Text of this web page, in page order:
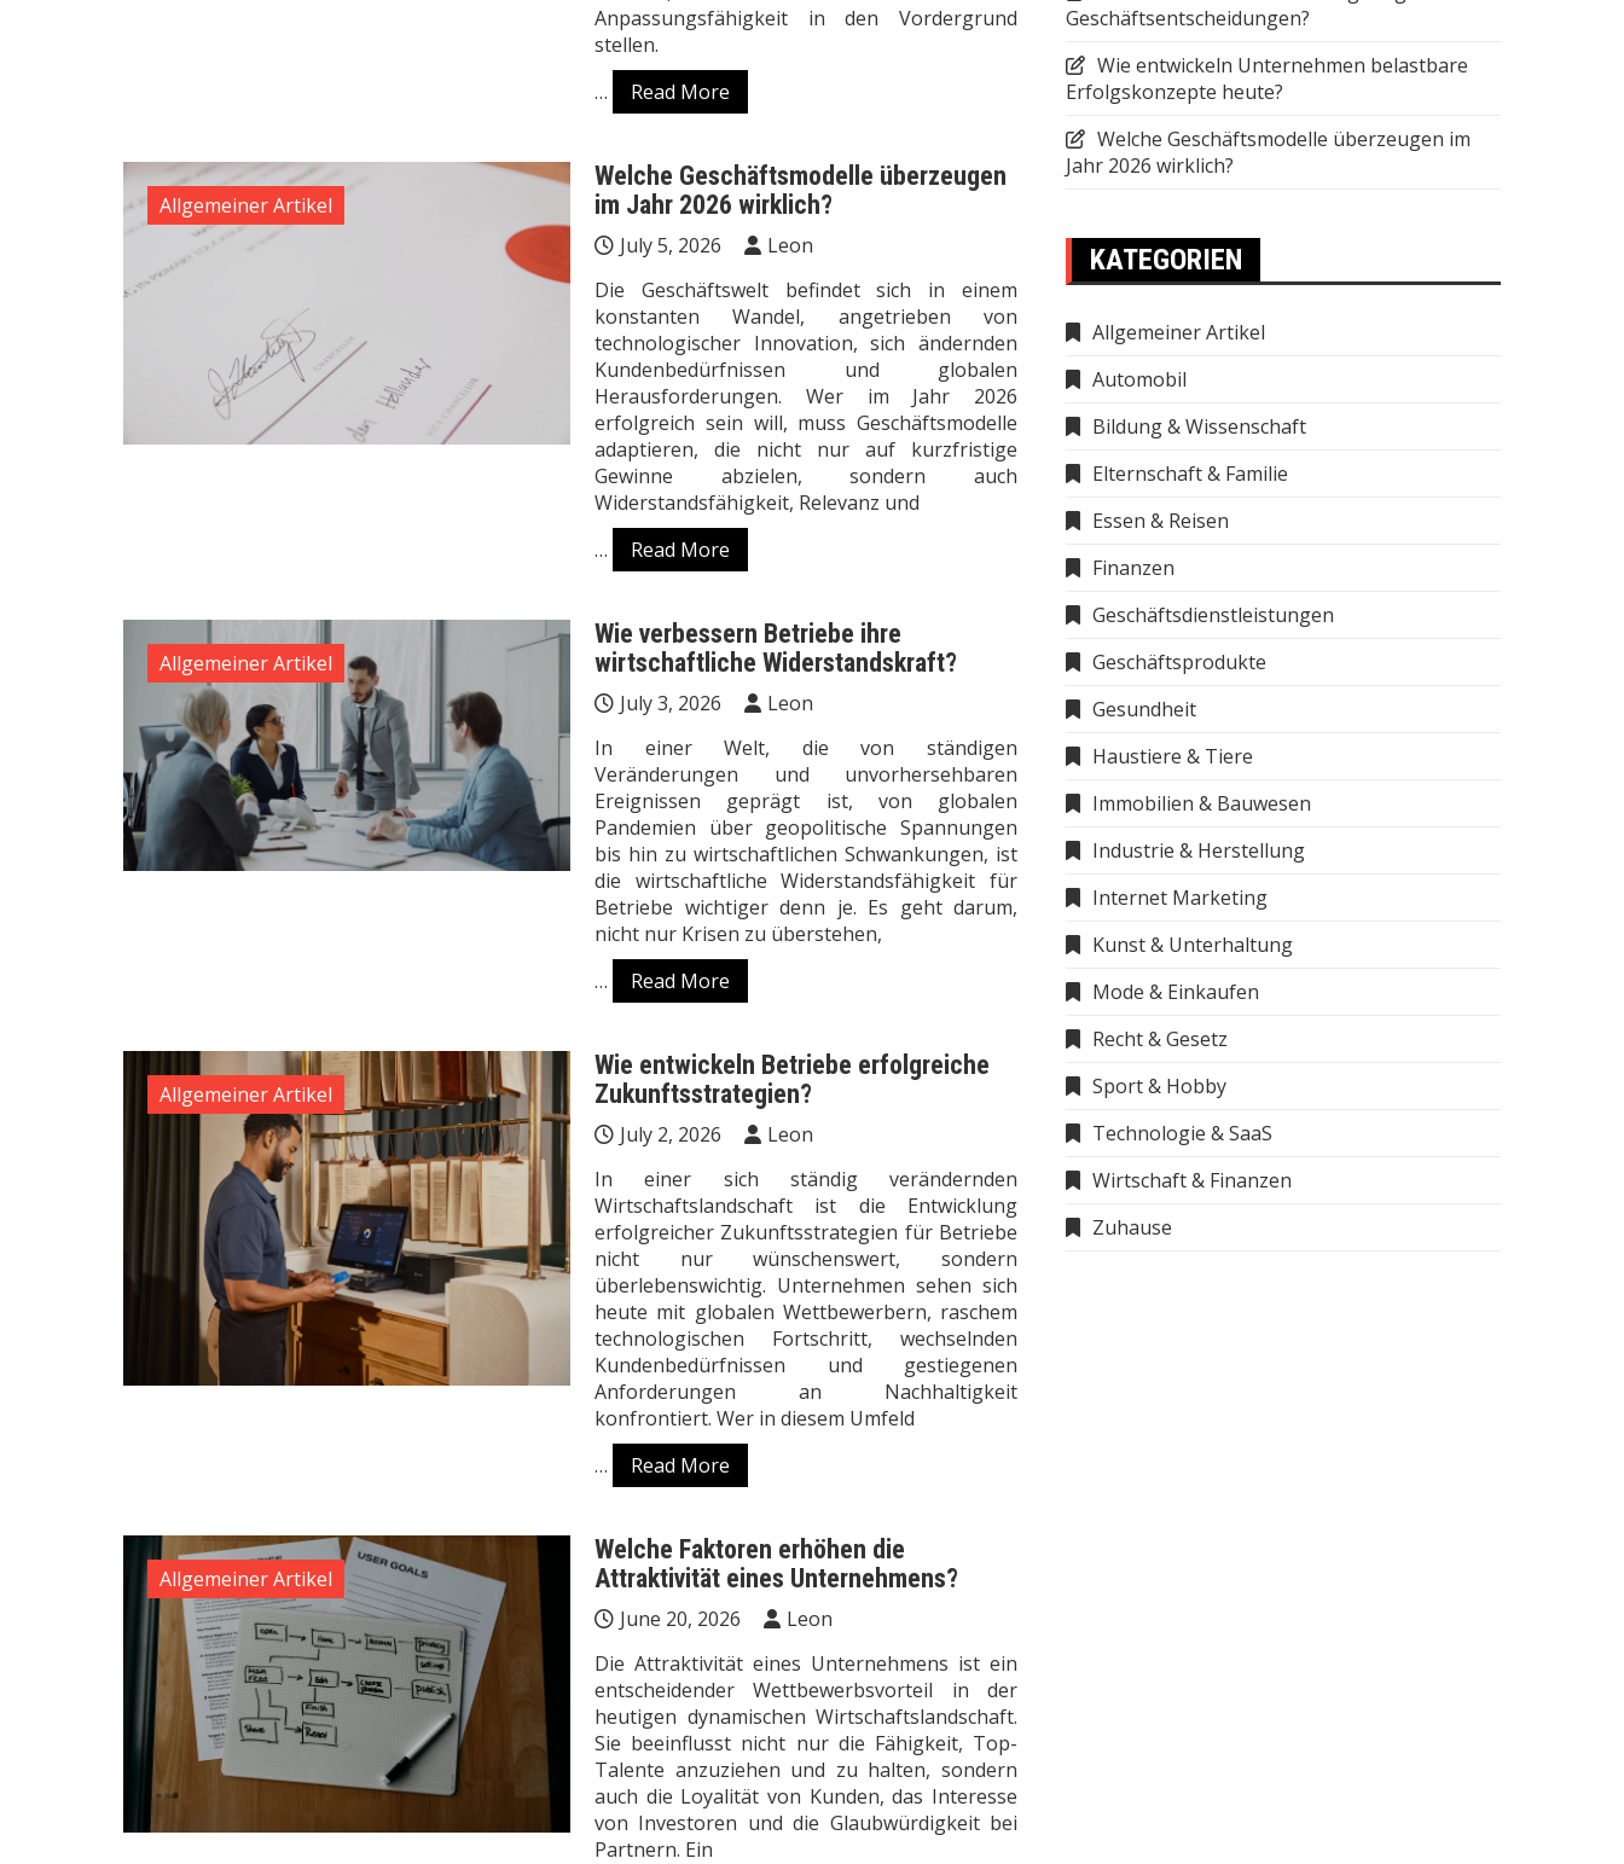
Anpassungsfähigkeit in den Vordergrund
stellen.
…
Read More
Allgemeiner Artikel
Welche Geschäftsmodelle überzeugen
im Jahr 2026 wirklich?
July 5, 2026
Leon
Die Geschäftswelt befindet sich in einem
konstanten Wandel, angetrieben von
technologischer Innovation, sich ändernden
Kundenbedürfnissen und globalen
Herausforderungen. Wer im Jahr 2026
erfolgreich sein will, muss Geschäftsmodelle
adaptieren, die nicht nur auf kurzfristige
Gewinne abzielen, sondern auch
Widerstandsfähigkeit, Relevanz und
…
Read More
Allgemeiner Artikel
Wie verbessern Betriebe ihre
wirtschaftliche Widerstandskraft?
July 3, 2026
Leon
In einer Welt, die von ständigen
Veränderungen und unvorhersehbaren
Ereignissen geprägt ist, von globalen
Pandemien über geopolitische Spannungen
bis hin zu wirtschaftlichen Schwankungen, ist
die wirtschaftliche Widerstandsfähigkeit für
Betriebe wichtiger denn je. Es geht darum,
nicht nur Krisen zu überstehen,
…
Read More
Allgemeiner Artikel
Wie entwickeln Betriebe erfolgreiche
Zukunftsstrategien?
July 2, 2026
Leon
In einer sich ständig verändernden
Wirtschaftslandschaft ist die Entwicklung
erfolgreicher Zukunftsstrategien für Betriebe
nicht nur wünschenswert, sondern
überlebenswichtig. Unternehmen sehen sich
heute mit globalen Wettbewerbern, raschem
technologischen Fortschritt, wechselnden
Kundenbedürfnissen und gestiegenen
Anforderungen an Nachhaltigkeit
konfrontiert. Wer in diesem Umfeld
…
Read More
Allgemeiner Artikel
Welche Faktoren erhöhen die
Attraktivität eines Unternehmens?
June 20, 2026
Leon
Die Attraktivität eines Unternehmens ist ein
entscheidender Wettbewerbsvorteil in der
heutigen dynamischen Wirtschaftslandschaft.
Sie beeinflusst nicht nur die Fähigkeit, Top-
Talente anzuziehen und zu halten, sondern
auch die Loyalität von Kunden, das Interesse
von Investoren und die Glaubwürdigkeit bei
Partnern. Ein
Geschäftsentscheidungen?
Wie entwickeln Unternehmen belastbare
Erfolgskonzepte heute?
Welche Geschäftsmodelle überzeugen im
Jahr 2026 wirklich?
KATEGORIEN
Allgemeiner Artikel
Automobil
Bildung & Wissenschaft
Elternschaft & Familie
Essen & Reisen
Finanzen
Geschäftsdienstleistungen
Geschäftsprodukte
Gesundheit
Haustiere & Tiere
Immobilien & Bauwesen
Industrie & Herstellung
Internet Marketing
Kunst & Unterhaltung
Mode & Einkaufen
Recht & Gesetz
Sport & Hobby
Technologie & SaaS
Wirtschaft & Finanzen
Zuhause